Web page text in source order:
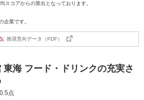
スコアからの算出となっております。
企業です。
推奨意向データ（PDF）
海 フード・ドリンクの充実さ
点